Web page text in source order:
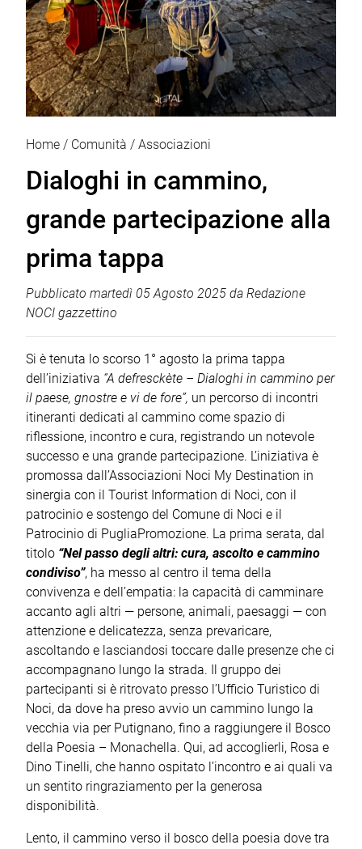
Home Comunità Associazioni
Dialoghi in cammino,
grande partecipazione alla
prima tappa
Pubblicato martedì 05 Agosto 2025 da Redazione
NOCI gazzettino
Si è tenuta lo scorso 1° agosto la prima tappa
dell’iniziativa “A defresckète – Dialoghi in cammino per
il paese, gnostre e vi de fore”, un percorso di incontri
itineranti dedicati al cammino come spazio di
riflessione, incontro e cura, registrando un notevole
successo e una grande partecipazione. L’iniziativa è
promossa dall’Associazioni Noci My Destination in
sinergia con il Tourist Information di Noci, con il
patrocinio e sostengo del Comune di Noci e il
Patrocinio di PugliaPromozione. La prima serata, dal
titolo “Nel passo degli altri: cura, ascolto e cammino
condiviso”, ha messo al centro il tema della
convivenza e dell’empatia: la capacità di camminare
accanto agli altri — persone, animali, paesaggi — con
attenzione e delicatezza, senza prevaricare,
ascoltando e lasciandosi toccare dalle presenze che ci
accompagnano lungo la strada. Il gruppo dei
partecipanti si è ritrovato presso l’Ufficio Turistico di
Noci, da dove ha preso avvio un cammino lungo la
vecchia via per Putignano, fino a raggiungere il Bosco
della Poesia – Monachella. Qui, ad accoglierli, Rosa e
Dino Tinelli, che hanno ospitato l’incontro e ai quali va
un sentito ringraziamento per la generosa
disponibilità.
Lento, il cammino verso il bosco della poesia dove tra